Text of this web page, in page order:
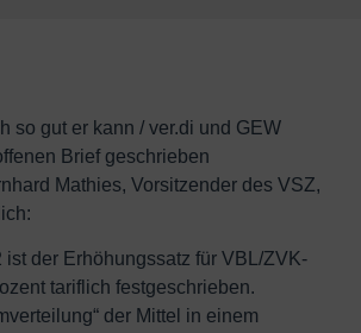
so gut er kann / ver.di und GEW
Brief geschrieben
Mathies, Vorsitzender des VSZ,
ist der Erhöhungssatz für VBL/ZVK-
tariflich festgeschrieben.
der Mittel in einem